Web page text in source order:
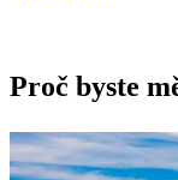
Proč byste